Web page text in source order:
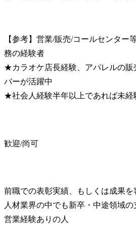
【参考】営業/販売/コールセンター
務の経験者
★カラオケ店長経験、アパレルの販
バーが活躍中
★社会人経験半年以上であれば未経
歓迎/尚可
前職での表彰実績、もしくは成果を
人材業界の中でも新卒・中途領域の
営業経験ありの人